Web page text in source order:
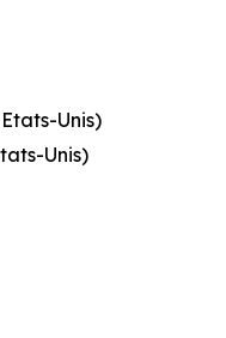
Unis)
Unis)